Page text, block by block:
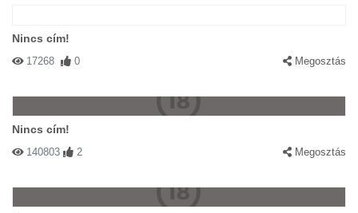
Nincs cím!
17268 0 Megosztás
Nincs cím!
140803 2 Megosztás